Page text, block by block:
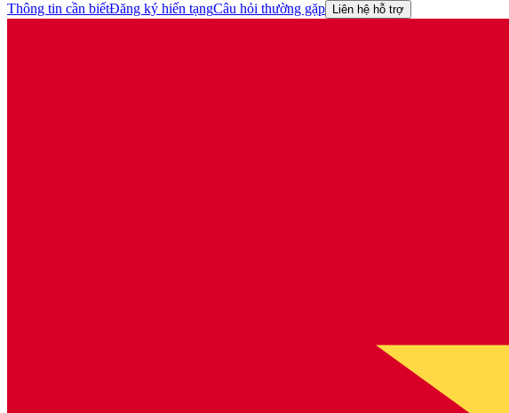
Thông tin cần biếtĐăng ký hiến tạngCâu hỏi thường gặp Liên hệ hỗ trợ